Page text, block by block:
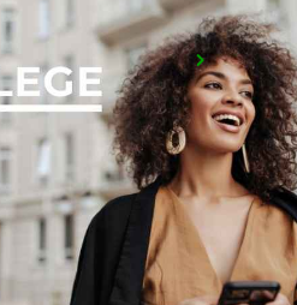
AND GREET
MEDJUGORJE - BOSNIA AND HERZEGOVINA